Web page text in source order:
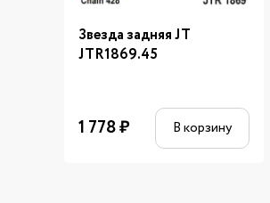
Звезда задняя JT
JTR1869.45
1 778₽ В корзину